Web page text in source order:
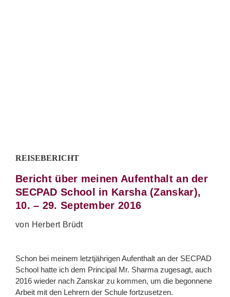
REISEBERICHT
Bericht über meinen Aufenthalt an der
SECPAD School in Karsha (Zanskar),
10. – 29. September 2016
von Herbert Brüdt
Schon bei meinem letztjährigen Aufenthalt an der SECPAD
School hatte ich dem Principal Mr. Sharma zugesagt, auch
2016 wieder nach Zanskar zu kommen, um die begonnene
Arbeit mit den Lehrern der Schule fortzusetzen.